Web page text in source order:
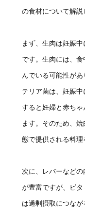
の食材について解説
まず、生肉は妊娠
です。生肉には、
んでいる可能性が
テリア菌は、妊娠
すると妊婦と赤ち
ます。そのため、
態で提供される料理
次に、レバーなど
が豊富ですが、ビ
は過剰摂取につな